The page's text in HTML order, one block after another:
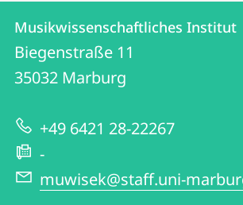
Kontakt
und
Informationen
zur
Website
Kontaktinformationen
Musikwissenschaftliches
Institut
Musikwissenschaftliches Institut
Biegenstraße 11
35032 Marburg
+49 6421 28-22267
-
muwisek@staff.uni-